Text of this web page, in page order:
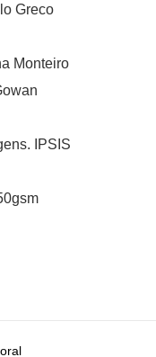
Greco
Monteiro
IPSIS